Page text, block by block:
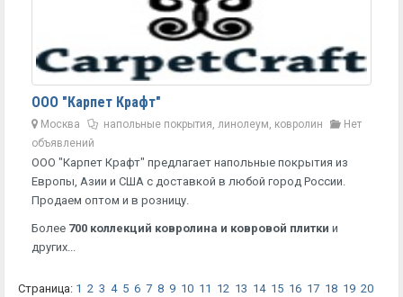
ООО "Карпет Крафт"
Москва напольные покрытия, линолеум, ковролин
Нет
объявлений
ООО "Карпет Крафт" предлагает напольные покрытия из
Европы, Азии и США с доставкой в любой город России.
Продаем оптом и в розницу.
Более 700 коллекций ковролина и ковровой плитки и
других...
Страница: 1 2 3 4 5 6 7 8 9 10 11 12 13 14 15 16 17 18 19 20